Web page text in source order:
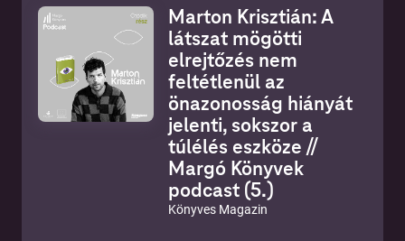
formálódnak, amelyeket érdemes meghallgatni.
Ebben az epizódban Krusovszky Dénes Csak olyan című
novelláját Krisztik Csaba előadásában hallhatjátok.
Marton Krisztián: A
látszat mögötti
elrejtőzés nem
feltétlenül az
önazonosság hiányát
jelenti, sokszor a
túlélés eszköze //
Margó Könyvek
podcast (5.)
Könyves Magazin